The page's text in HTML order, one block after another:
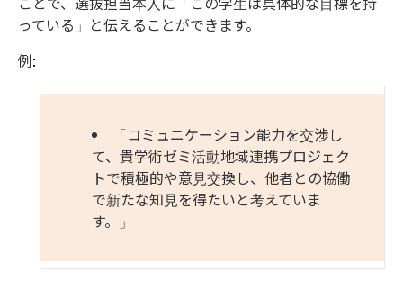
っている」と伝えることができます。
例:
「コミュニケーション能力を交渉し
て、貴学術ゼミ活動地域連携プロジェク
トで積極的や意見交換し、他者との協働
で新たな知見を得たいと考えていま
す。」